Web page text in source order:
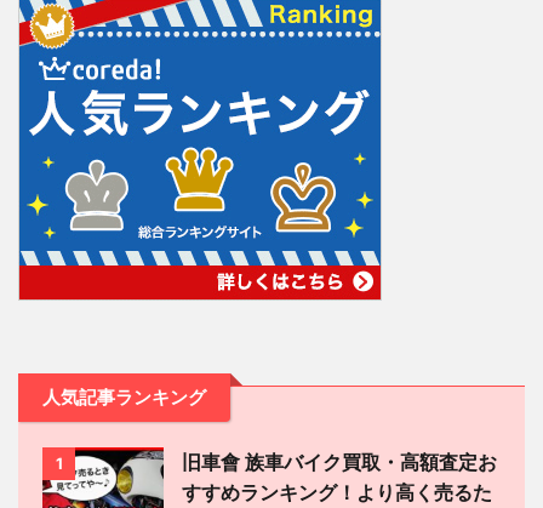
人気記事ランキング
1
旧車會 族車バイク買取・高額査定お
すすめランキング！より高く売るた